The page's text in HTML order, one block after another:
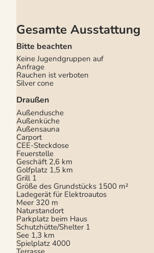
Gesamte Ausstattung
Bitte beachten
Keine Jugendgruppen auf
Anfrage
Rauchen ist verboten
Silver cone
Draußen
Außendusche
Außenküche
Außensauna
Carport
CEE-Steckdose
Feuerstelle
Geschäft 2,6 km
Golfplatz 1,5 km
Grill 1
Größe des Grundstücks 1500 m²
Ladegerät für Elektroautos
Meer 320 m
Naturstandort
Parkplatz beim Haus
Schutzhütte/Shelter 1
See 1,3 km
Spielplatz 4000